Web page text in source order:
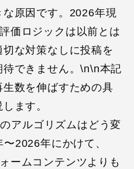
原因です。2026年現
価ロジックは以前とは
な対策なしに投稿を
できません。\n\n本記
数を伸ばすための具
ます。
アルゴリズムはどう変
2026年にかけて、
ームコンテンツよりも